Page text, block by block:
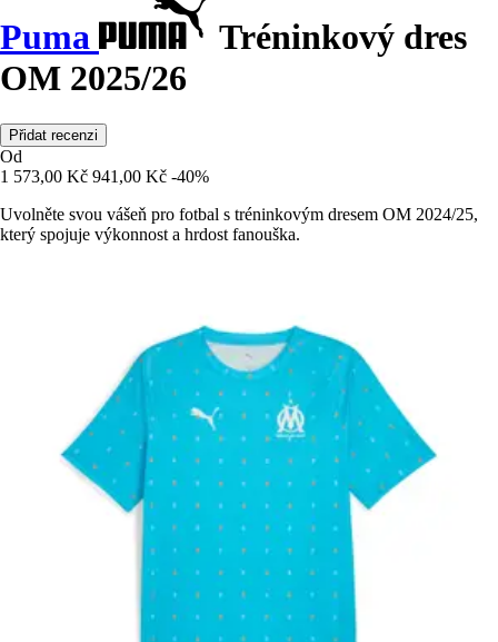
Puma
Tréninkový dres
OM 2025/26
Přidat recenzi
Od
1 573,00 Kč 941,00 Kč -40%
Uvolněte svou vášeň pro fotbal s tréninkovým dresem OM 2024/25,
který spojuje výkonnost a hrdost fanouška.